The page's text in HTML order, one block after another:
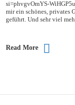
si=phvgvOmYS-
mir ein schönes, privates
geführt. Und sehr viel
Read More